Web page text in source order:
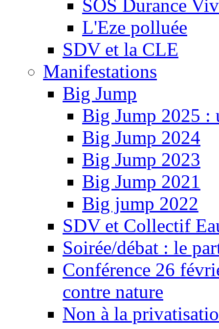
SOS Durance
L'Eze polluée
SDV et la CLE
Manifestations
Big Jump
Big Jump 2025 :
Big Jump 2024
Big Jump 2023
Big Jump 2021
Big jump 2022
SDV et Collectif
Soirée/débat : le
Conférence 26
contre nature
Non à la